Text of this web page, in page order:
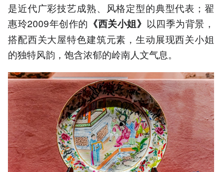
是近代广彩技艺成熟、风格定型的典型代表；翟
惠玲2009年创作的 《西关小姐》 以四季为背景，
搭配西关大屋特色建筑元素，生动展现西关小姐
的独特风韵，饱含浓郁的岭南人文气息。